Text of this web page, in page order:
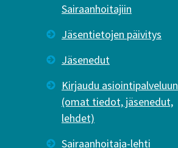
Sairaanhoitajiin
Jäsentietojen päivitys
Jäsenedut
Kirjaudu asiointipalveluun
(omat tiedot, jäsenedut,
lehdet)
Sairaanhoitaja-lehti